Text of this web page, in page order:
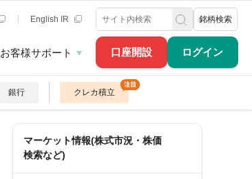
口座開設 ログイン
English IR 銘柄検索
お客様サポート
銀行 クレカ積立
マーケット情報(株式市況・株価
検索など)